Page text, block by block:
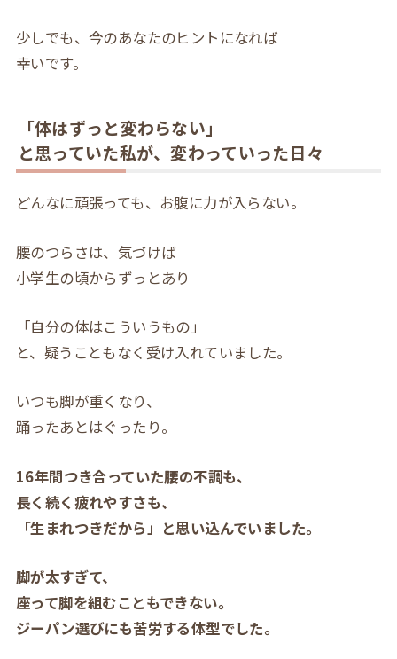
少しでも、今のあなたのヒントになれば
幸いです。
「体はずっと変わらない」
と思っていた私が、変わっていった日々
どんなに頑張っても、お腹に力が入らない。
腰のつらさは、気づけば
小学生の頃からずっとあり
「自分の体はこういうもの」
と、疑うこともなく受け入れていました。
いつも脚が重くなり、
踊ったあとはぐったり。
16年間つき合っていた腰の不調も、
長く続く疲れやすさも、
「生まれつきだから」と思い込んでいました。
脚が太すぎて、
座って脚を組むこともできない。
ジーパン選びにも苦労する体型でした。